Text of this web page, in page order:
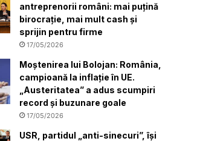
antreprenorii români: mai puțină
birocrație, mai mult cash și
sprijin pentru firme
17/05/2026
Moștenirea lui Bolojan: România,
campioană la inflație în UE.
„Austeritatea” a adus scumpiri
record și buzunare goale
17/05/2026
USR, partidul „anti-sinecuri”, își